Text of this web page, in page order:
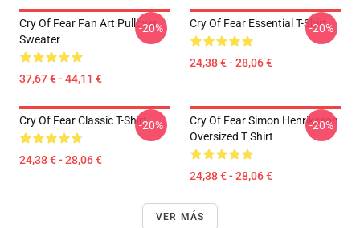
Cry Of Fear Fan Art Pullover
Sweater
37,67 € - 44,11 €
-20% Cry Of Fear Essential T-Shirt
24,38 € - 28,06 €
-20%
Cry Of Fear Classic T-Shirt
24,38 € - 28,06 €
-20%
Cry Of Fear Simon Henriksson
Oversized T Shirt
24,38 € - 28,06 €
-20%
VER MÁS